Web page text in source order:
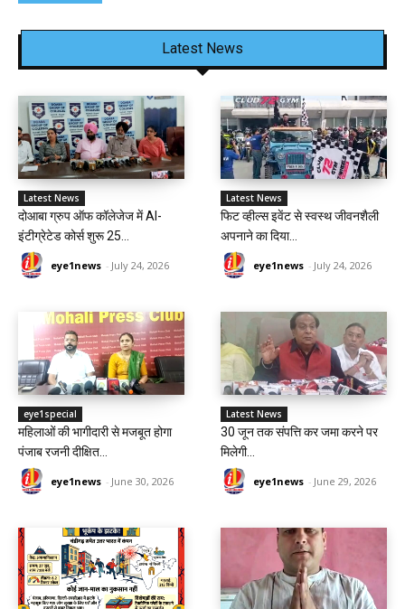
Latest News
Latest News
दोआबा ग्रुप ऑफ कॉलेजेज में AI-
इंटीग्रेटेड कोर्स शुरू 25...
eye1news - July 24, 2026
Latest News
फिट व्हील्स इवेंट से स्वस्थ जीवनशैली
अपनाने का दिया...
eye1news - July 24, 2026
eye1special
महिलाओं की भागीदारी से मजबूत होगा
पंजाब रजनी दीक्षित...
eye1news - June 30, 2026
Latest News
30 जून तक संपत्ति कर जमा करने पर
मिलेगी...
eye1news - June 29, 2026